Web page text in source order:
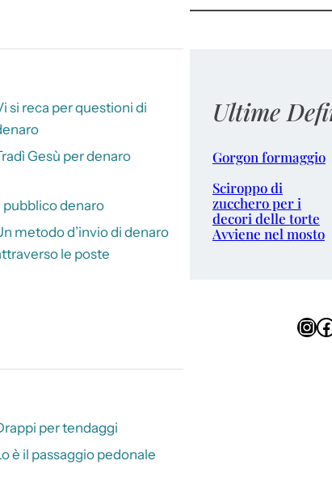
si reca per questioni di
Gesù per denaro
pubblico denaro
metodo d’invio di denaro
le poste
per tendaggi
è il passaggio pedonale
Ultime
Gorgon formaggio
Sciroppo di
zucchero per i
decori delle torte
Avviene nel mosto
InstagramFacebook